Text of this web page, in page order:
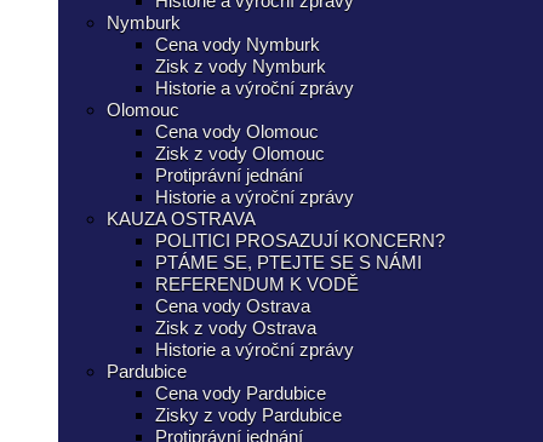
Nymburk
Cena vody Nymburk
Zisk z vody Nymburk
Historie a výroční zprávy
Olomouc
Cena vody Olomouc
Zisk z vody Olomouc
Protiprávní jednání
Historie a výroční zprávy
KAUZA OSTRAVA
POLITICI PROSAZUJÍ KONCERN?
PTÁME SE, PTEJTE SE S NÁMI
REFERENDUM K VODĚ
Cena vody Ostrava
Zisk z vody Ostrava
Historie a výroční zprávy
Pardubice
Cena vody Pardubice
Zisky z vody Pardubice
Protiprávní jednání